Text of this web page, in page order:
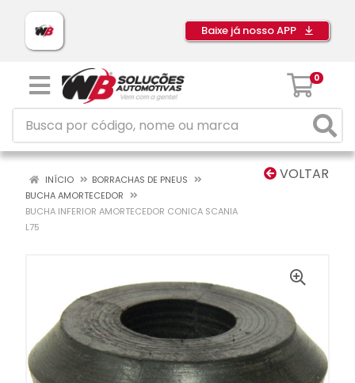
Baixe já nosso APP
0
VOLTAR
INÍCIO
BORRACHAS DE PNEUS
BUCHA AMORTECEDOR
BUCHA INFERIOR AMORTECEDOR CONICA SCANIA
L75